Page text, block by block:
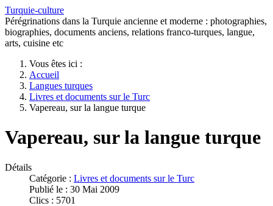
Turquie-culture
Pérégrinations dans la Turquie ancienne et moderne : photographies,
biographies, documents anciens, relations franco-turques, langue,
arts, cuisine etc
Vous êtes ici :
Accueil
Langues turques
Livres et documents sur le Turc
Vapereau, sur la langue turque
Vapereau, sur la langue turque
Détails
Catégorie : Livres et documents sur le Turc
Publié le : 30 Mai 2009
Clics : 5701